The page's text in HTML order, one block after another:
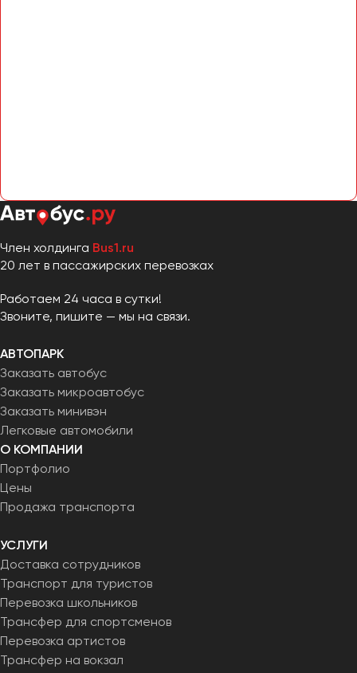
Член холдинга Bus1.ru
20 лет в пассажирских перевозках
Работаем 24 часа в сутки!
Звоните, пишите — мы на связи.
АВТОПАРК
Заказать автобус
Заказать микроавтобус
Заказать минивэн
Легковые автомобили
О КОМПАНИИ
Портфолио
Цены
Продажа транспорта
УСЛУГИ
Доставка сотрудников
Транспорт для туристов
Перевозка школьников
Трансфер для спортсменов
Перевозка артистов
Трансфер на вокзал